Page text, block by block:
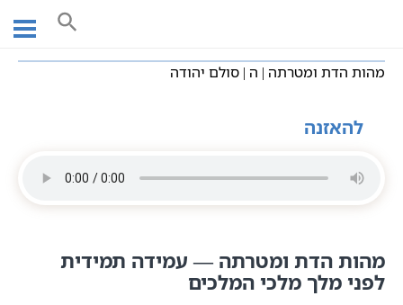
שיעורי קבלה כתבי אשלג
מהות הדת ומטרתה | ה | סולם יהודה
להאזנה
מהות הדת ומטרתה — עמידה תמידית
לפני מלך מלכי המלכים